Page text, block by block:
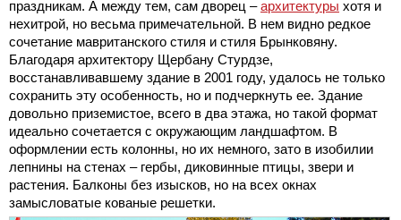
праздникам. А между тем, сам дворец –архитектуры хотя и
нехитрой, но весьма примечательной. В нем видно редкое
сочетание мавританского стиля и стиля Брынковяну.
Благодаря архитектору Щербану Стурдзе,
восстанавливавшему здание в 2001 году, удалось не только
сохранить эту особенность, но и подчеркнуть ее. Здание
довольно приземистое, всего в два этажа, но такой формат
идеально сочетается с окружающим ландшафтом. В
оформлении есть колонны, но их немного, зато в изобилии
лепнины на стенах – гербы, диковинные птицы, звери и
растения. Балконы без изысков, но на всех окнах
замысловатые кованые решетки.